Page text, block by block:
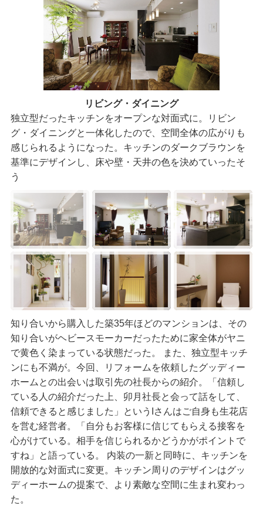
リビング・ダイニング
独立型だったキッチンをオープンな対面式に。リビン
グ・ダイニングと一体化したので、空間全体の広がりも
感じられるようになった。キッチンのダークブラウンを
基準にデザインし、床や壁・天井の色を決めていったそ
う
知り合いから購入した築35年ほどのマンションは、その
知り合いがヘビースモーカーだったために家全体がヤニ
で黄色く染まっている状態だった。 また、独立型キッチ
ンにも不満が。今回、リフォームを依頼したグッディー
ホームとの出会いは取引先の社長からの紹介。「信頼し
ている人の紹介だった上、卯月社長と会って話をして、
信頼できると感じました」というIさんはご自身も生花店
を営む経営者。「自分もお客様に信じてもらえる接客を
心がけている。相手を信じられるかどうかがポイントで
すね」と語っている。 内装の一新と同時に、キッチンを
開放的な対面式に変更。キッチン周りのデザインはグッ
ディーホームの提案で、より素敵な空間に生まれ変わっ
た。